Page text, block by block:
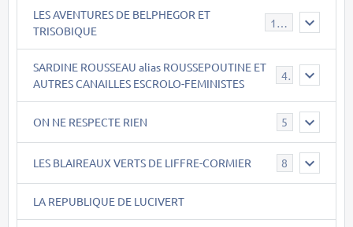
LES AVENTURES DE BELPHEGOR ET
TRISOBIQUE
147
SARDINE ROUSSEAU alias ROUSSEPOUTINE ET
AUTRES CANAILLES ESCROLO-FEMINISTES
40
ON NE RESPECTE RIEN 5
LES BLAIREAUX VERTS DE LIFFRE-CORMIER 8
LA REPUBLIQUE DE LUCIVERT